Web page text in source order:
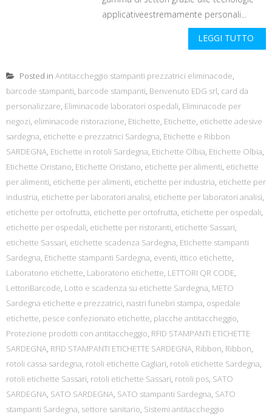
applicativeestremamente personali...
LEGGI TUTTO
Posted in Antitaccheggio stampanti prezzatrici eliminacode,
barcode stampanti, barcode stampanti, Benvenuto EDG srl, card da
personalizzare, Eliminacode laboratori ospedali, Eliminacode per
negozi, eliminacode ristorazione, Etichette, Etichette, etichette adesive
sardegna, etichette e prezzatrici Sardegna, Etichette e Ribbon
SARDEGNA, Etichette in rotoli Sardegna, Etichette Olbia, Etichette Olbia,
Etichette Oristano, Etichette Oristano, etichette per alimenti, etichette
per alimenti, etichette per alimenti, etichette per industria, etichette per
industria, etichette per laboratori analisi, etichette per laboratori analisi,
etichette per ortofrutta, etichette per ortofrutta, etichette per ospedali,
etichette per ospedali, etichette per ristoranti, etichette Sassari,
etichette Sassari, etichette scadenza Sardegna, Etichette stampanti
Sardegna, Etichette stampanti Sardegna, eventi, ittico etichette,
Laboratorio etichette, Laboratorio etichette, LETTORI QR CODE,
LettoriBarcode, Lotto e scadenza su etichette Sardegna, METO
Sardegna etichette e prezzatrici, nastri funebri stampa, ospedale
etichette, pesce confezionato etichette, placche antitaccheggio,
Protezione prodotti con antitaccheggio, RFID STAMPANTI ETICHETTE
SARDEGNA, RFID STAMPANTI ETICHETTE SARDEGNA, Ribbon, Ribbon,
rotoli cassa sardegna, rotoli etichette Cagliari, rotoli etichette Sardegna,
rotoli etichette Sassari, rotoli etichette Sassari, rotoli pos, SATO
SARDEGNA, SATO SARDEGNA, SATO stampanti Sardegna, SATO
stampanti Sardegna, settore sanitario, Sistemi antitaccheggio